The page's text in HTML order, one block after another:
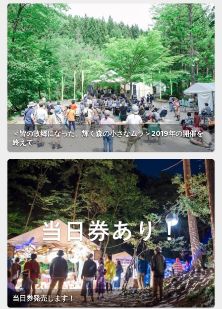
＜皆の故郷になった、輝く森の小さなムラ＞2019年の開催を
終えて
当日券発売します！